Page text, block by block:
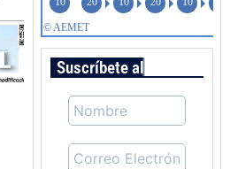
Suscríbete al boletín